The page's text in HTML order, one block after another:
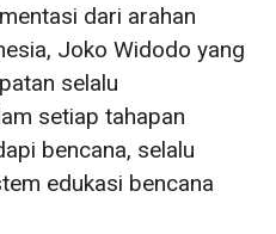
dari arahan
Joko Widodo yang
selalu
setiap tahapan
bencana, selalu
edukasi bencana